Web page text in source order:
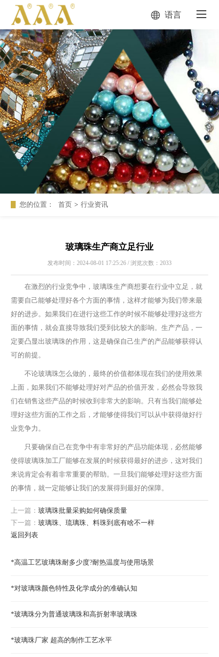
语言
您的位置： 首页 > 行业资讯
玻璃珠生产商立足行业
发布时间：2024-08-01 17:25:26 / 浏览次数：2033
在激烈的行业竞争中，玻璃珠生产商想要在行业中立足，就
需要自己能够处理好各个方面的事情，这样才能够为我们带来最
好的进步。如果我们在进行这些工作的时候不能够处理好这些方
面的事情，就会直接导致我们受到比较大的影响。生产产品，一
定要凸显出玻璃珠的作用，这是确保自己生产的产品能够获得认
可的前提。
不论玻璃珠怎么做的，最终的价值都体现在我们的使用效果
上面，如果我们不能够处理好对产品的价值开发，必然会导致我
们在销售这些产品的时候收到非常大的影响。只有当我们能够处
理好这些方面的工作之后，才能够使得我们可以从中获得做好行
业竞争力。
只要确保自己在竞争中有非常好的产品功能体现，必然能够
使得玻璃珠加工厂能够在发展的时候获得最好的进步，这对我们
来说肯定会有着非常重要的帮助。一旦我们能够处理好这些方面
的事情，就一定能够让我们的发展得到最好的保障。
上一篇：玻璃珠批量采购如何确保质量
返回列表
下一篇：玻璃珠、琉璃珠、料珠到底有啥不一样
*高温工艺玻璃珠耐多少度?耐热温度与使用场景
*对玻璃珠颜色特性及化学成分的准确认知
*玻璃珠分为普通玻璃珠和高折射率玻璃珠
*玻璃珠厂家 超高的制作工艺水平